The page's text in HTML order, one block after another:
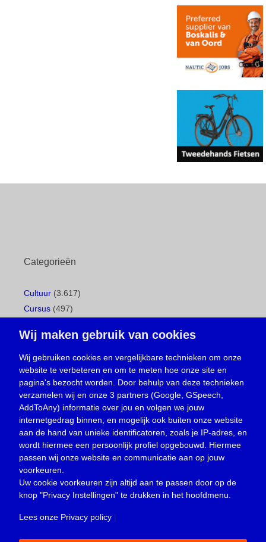
Categorieën
Cultuur (3.617)
Cursus (497)
Gemeentepagina(104)
Ingezonden brief(538)
Media(156)
Nieuws (23.329)
Oproep(734)
Overlijden(39)
Podcast(18)
prijsvraag (5)
Religie (1.438)
Service(226)
Wij maken gebruik van cookies
Wij gebruiken cookies en vergelijkbare technieken om onze
website te verbeteren en om te meten hoe onze site en
pagina's bezocht worden. Door behulp van deze technieken
verzamelen wij en onze 3 partners (Google, GSpeech,
AddToAny) informatie over jou en volgen we jouw
internetgedrag binnen, en mogelijk ook buiten onze website
aan de hand van unieke identificatoren, zoals je IP-adres, en
wordt hiermee een persoonlijk profiel opgebouwd. Hiermee
passen wij onze website en communicatie aan op jouw
voorkeuren.
Uw cookie voorkeuren zijn altijd aan te passen door op de
knop "Privacy Instellingen" te drukken in het hoofdmenu.
Lees onze Privacy policy |